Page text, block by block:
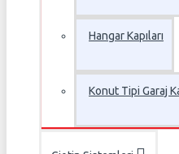
Hangar Kapıları
Konut Tipi Garaj